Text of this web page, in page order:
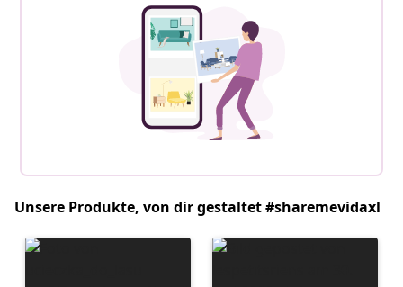
Unsere Produkte, von dir gestaltet #sharemevidaxl